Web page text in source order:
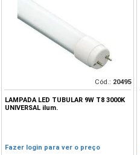
Cód.: 20495
LAMPADA LED TUBULAR 9W T8 3000K
UNIVERSAL ilum.
Fazer login para ver o preço